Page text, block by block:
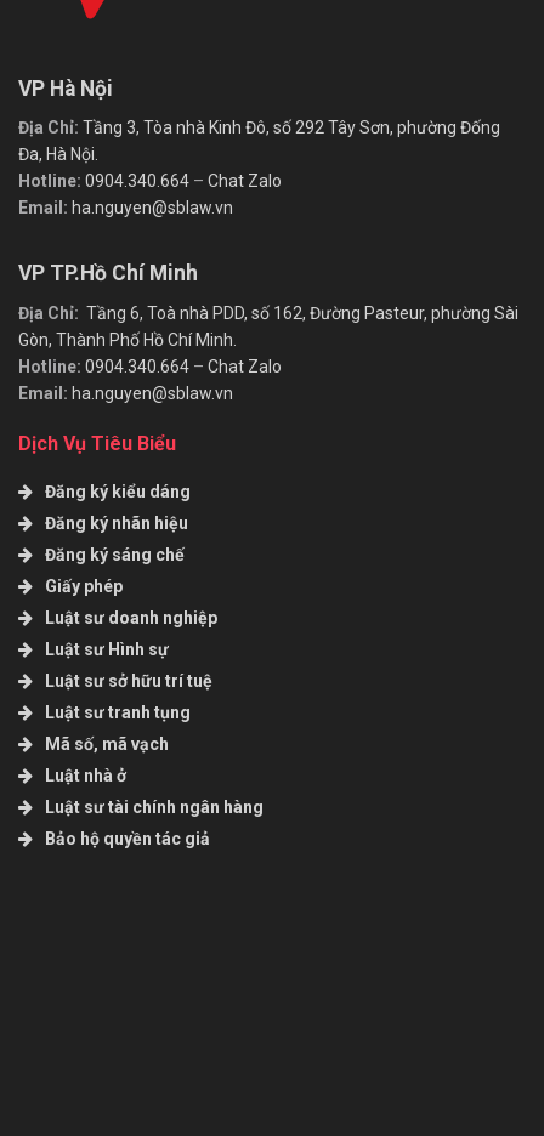
VP Hà Nội
Địa Chỉ: Tầng 3, Tòa nhà Kinh Đô, số 292 Tây Sơn, phường Đống
Đa, Hà Nội.
Hotline: 0904.340.664 – Chat Zalo
Email: ha.nguyen@sblaw.vn
VP TP.Hồ Chí Minh
Địa Chỉ: Tầng 6, Toà nhà PDD, số 162, Đường Pasteur, phường Sài
Gòn, Thành Phố Hồ Chí Minh.
Hotline: 0904.340.664 – Chat Zalo
Email: ha.nguyen@sblaw.vn
Dịch Vụ Tiêu Biểu
Đăng ký kiểu dáng
Đăng ký nhãn hiệu
Đăng ký sáng chế
Giấy phép
Luật sư doanh nghiệp
Luật sư Hình sự
Luật sư sở hữu trí tuệ
Luật sư tranh tụng
Mã số, mã vạch
Luật nhà ở
Luật sư tài chính ngân hàng
Bảo hộ quyền tác giả